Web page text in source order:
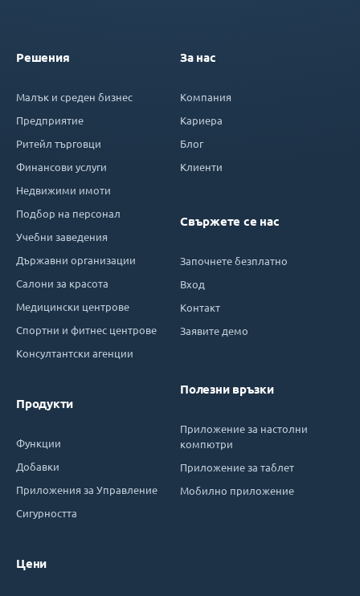
Решения
Малък и среден бизнес
Предприятие
Ритейл търговци
Финансови услуги
Недвижими имоти
Подбор на персонал
Учебни заведения
Държавни организации
Салони за красота
Медицински центрове
Спортни и фитнес центрове
Консултантски агенции
Продукти
Функции
Добавки
Приложения за Управление
Сигурността
Цени
За нас
Компания
Кариера
Блог
Клиенти
Свържете се нас
Започнете безплатно
Вход
Контакт
Заявите демо
Полезни връзки
Приложение за настолни
компютри
Приложение за таблет
Мобилно приложение